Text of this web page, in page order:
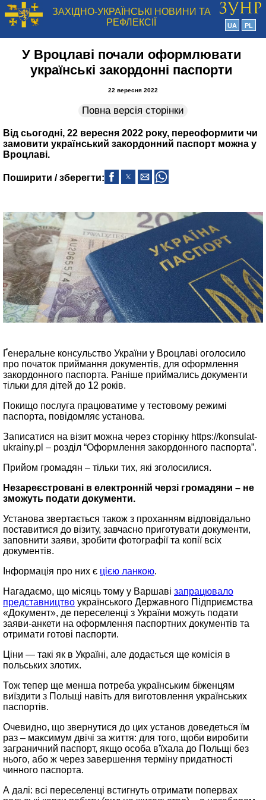
ЗАХІДНО-УКРАЇНСЬКІ НОВИНИ ТА
РЕФЛЕКСІЇ
UA PL
У Вроцлаві почали оформлювати
українські закордонні паспорти
22 вересня 2022
Повна версія сторінки
Від сьогодні, 22 вересня 2022 року, переоформити чи
замовити український закордонний паспорт можна у
Вроцлаві.
Поширити / зберегти:
Ґенеральне консульство України у Вроцлаві оголосило
про початок приймання документів, для оформлення
закордонного паспорта. Раніше приймались документи
тільки для дітей до 12 років.
Покищо послуга працюватиме у тестовому режимі
паспорта, повідомляє установа.
Записатися на візит можна через сторінку https://konsulat-
ukrainy.pl – розділ “Оформлення закордонного паспорта”.
Прийом громадян – тільки тих, які зголосилися.
Незареєстровані в електронній черзі громадяни – не
зможуть подати документи.
Установа звертається також з проханням відповідально
поставитися до візиту, завчасно приготувати документи,
заповнити заяви, зробити фотографії та копії всіх
документів.
Інформація про них є цією ланкою.
Нагадаємо, що місяць тому у Варшаві запрацювало
представництво українського Державного Підприємства
«Документ», де переселенці з України можуть подати
заяви-анкети на оформлення паспортних документів та
отримати готові паспорти.
Ціни — такі як в Україні, але додається ще комісія в
польських злотих.
Тож тепер ще менша потреба українським біженцям
виїздити з Польщі навіть для виготовлення українських
паспортів.
Очевидно, що звернутися до цих установ доведеться їм
раз – максимум двічі за життя: для того, щоби виробити
заграничний паспорт, якщо особа в'їхала до Польщі без
нього, або ж через завершення терміну придатності
чинного паспорта.
А далі: всі переселенці встигнуть отримати попервах